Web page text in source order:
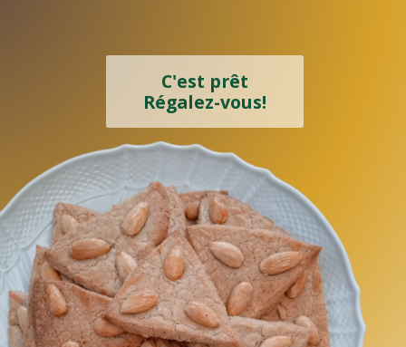
Sur une plaque recouverte
de papier sulfurisée, placer
des petits tas de pâte
C'est prêt
Régalez-vous!